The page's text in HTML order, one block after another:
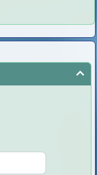
